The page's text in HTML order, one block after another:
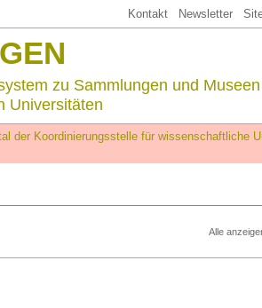
Kontakt Newsletter
zu Sammlungen und Museen
Universitäten
der Koordinierungsstelle für wissenschaftliche
Alle